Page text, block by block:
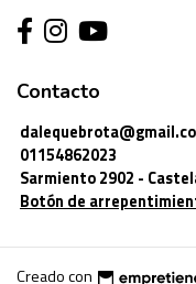
Contacto
01154862023
Sarmiento 2902 -
Botón de
Creado con